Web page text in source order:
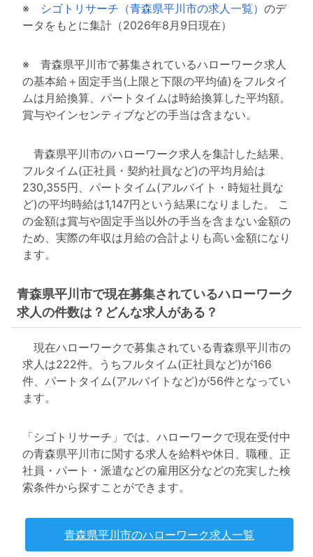
※ シゴトリサーチ（青森県平川市の求人一覧） のデ
ータをもとに集計（2026年8月9日現在）
※ 青森県平川市で募集されているハローワーク求人
の基本給＋固定手当(上限と下限の平均値)をフルタイ
ムは月給換算、パートタイムは時給換算した平均額。
賞与やインセンティブなどの手当は含まない。
青森県平川市のハローワーク求人を集計した結果、
フルタイム(正社員・契約社員など)の平均月給は
230,355円、パートタイム(アルバイト・時短社員な
ど)の平均時給は1,147円という結果になりました。 こ
の金額は賞与や固定手当以外の手当を含まない金額の
ため、実際の年収は月給の合計よりも高い金額になり
ます。
青森県平川市で現在募集されているハローワーク
求人の件数は？どんな求人がある？
現在ハローワークで募集されている青森県平川市の
求人は222件。うちフルタイム(正社員など)が166
件、パートタイム(アルバイトなど)が56件となってい
ます。
「シゴトリサーチ」では、ハローワークで現在受付中
の青森県平川市に関する求人を給料や休日、職種、正
社員・パート・派遣などの雇用区分などの充実した検
索条件から探すことができます。
青森県平川市のハローワーク求人一覧